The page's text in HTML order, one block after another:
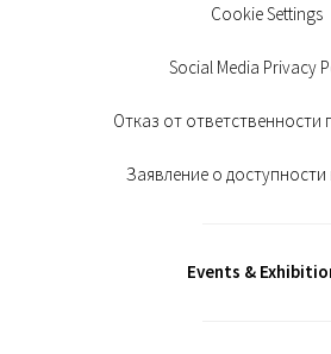
Cookie Settings
Social Media Privacy
Отказ от ответственности
Заявление о доступности
Events &